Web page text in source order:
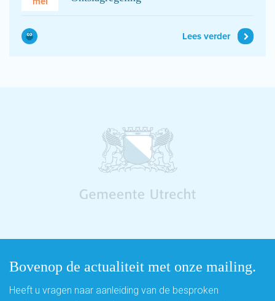
Lees verder
Bovenop de actualiteit met onze mailing.
Heeft u vragen naar aanleiding van de besproken